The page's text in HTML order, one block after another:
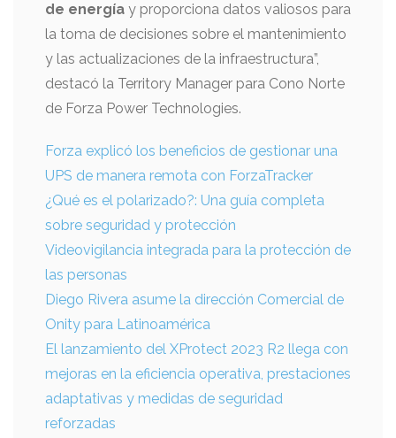
de energía y proporciona datos valiosos para
la toma de decisiones sobre el mantenimiento
y las actualizaciones de la infraestructura”,
destacó la Territory Manager para Cono Norte
de Forza Power Technologies.
Forza explicó los beneficios de gestionar una
UPS de manera remota con ForzaTracker
¿Qué es el polarizado?: Una guía completa
sobre seguridad y protección
Videovigilancia integrada para la protección de
las personas
Diego Rivera asume la dirección Comercial de
Onity para Latinoamérica
El lanzamiento del XProtect 2023 R2 llega con
mejoras en la eficiencia operativa, prestaciones
adaptativas y medidas de seguridad
reforzadas